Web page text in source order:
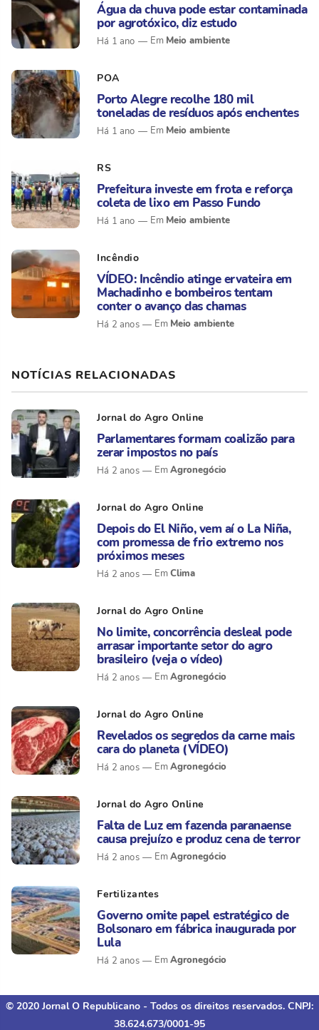
Água da chuva pode estar contaminada
por agrotóxico, diz estudo
Há 1 ano Meio ambiente
POA
Porto Alegre recolhe 180 mil
toneladas de resíduos após enchentes
Há 1 ano Meio ambiente
RS
Prefeitura investe em frota e reforça
coleta de lixo em Passo Fundo
Há 1 ano Meio ambiente
Incêndio
VÍDEO: Incêndio atinge ervateira em
Machadinho e bombeiros tentam
conter o avanço das chamas
Há 2 anos Meio ambiente
NOTÍCIAS RELACIONADAS
Jornal do Agro Online
Parlamentares formam coalizão para
zerar impostos no país
Há 2 anos Agronegócio
Jornal do Agro Online
Depois do El Niño, vem aí o La Niña,
com promessa de frio extremo nos
próximos meses
Há 2 anos Clima
Jornal do Agro Online
No limite, concorrência desleal pode
arrasar importante setor do agro
brasileiro (veja o vídeo)
Há 2 anos Agronegócio
Jornal do Agro Online
Revelados os segredos da carne mais
cara do planeta (VÍDEO)
Há 2 anos Agronegócio
Jornal do Agro Online
Falta de Luz em fazenda paranaense
causa prejuízo e produz cena de terror
Há 2 anos Agronegócio
Fertilizantes
Governo omite papel estratégico de
Bolsonaro em fábrica inaugurada por
Lula
Há 2 anos Agronegócio
© 2020 Jornal O Republicano - Todos os direitos reservados. CNPJ:
38.624.673/0001-95